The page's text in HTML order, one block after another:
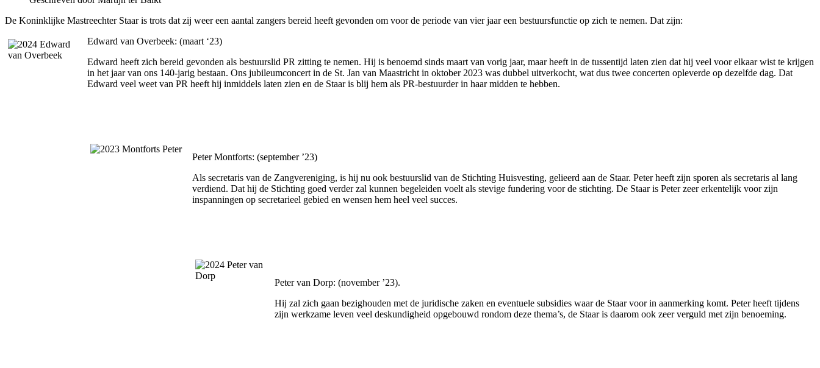
De Koninklijke Mastreechter Staar is trots dat zij weer een aantal zangers bereid heeft gevonden om voor de periode van vier jaar een bestuursfunctie op zich te nemen. Dat zijn:
Edward van Overbeek: (maart ‘23)
Edward heeft zich bereid gevonden als bestuurslid PR zitting te nemen. Hij is benoemd sinds maart van vorig jaar, maar heeft in de tussentijd laten zien dat hij veel voor elkaar wist te krijgen
in het jaar van ons 140-jarig bestaan. Ons jubileumconcert in de St. Jan van Maastricht in oktober 2023 was dubbel uitverkocht, wat dus twee concerten opleverde op dezelfde dag. Dat
Edward veel weet van PR heeft hij inmiddels laten zien en de Staar is blij hem als PR-bestuurder in haar midden te hebben.
Peter Montforts: (september ’23)
Als secretaris van de Zangvereniging, is hij nu ook bestuurslid van de Stichting Huisvesting, gelieerd aan de Staar. Peter heeft zijn sporen als secretaris al lang
verdiend. Dat hij de Stichting goed verder zal kunnen begeleiden voelt als stevige fundering voor de stichting. De Staar is Peter zeer erkentelijk voor zijn
inspanningen op secretarieel gebied en wensen hem heel veel succes.
Peter van Dorp: (november ’23).
Hij zal zich gaan bezighouden met de juridische zaken en eventuele subsidies waar de Staar voor in aanmerking komt. Peter heeft tijdens
zijn werkzame leven veel deskundigheid opgebouwd rondom deze thema’s, de Staar is daarom ook zeer verguld met zijn benoeming.